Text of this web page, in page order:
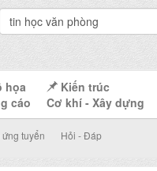
họa
cáo
Kiến trúc
Cơ khí - Xây dựng
tuyển Hỏi - Đáp